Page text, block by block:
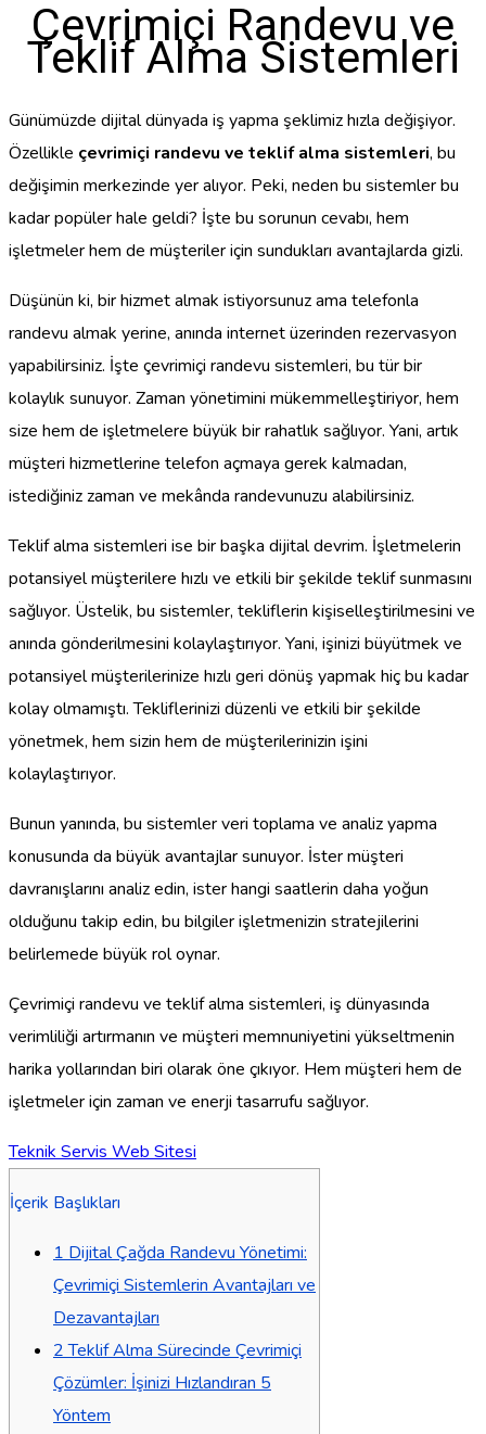
Çevrimiçi Randevu ve
Teklif Alma Sistemleri
Günümüzde dijital dünyada iş yapma şeklimiz hızla değişiyor.
Özellikle çevrimiçi randevu ve teklif alma sistemleri, bu
değişimin merkezinde yer alıyor. Peki, neden bu sistemler bu
kadar popüler hale geldi? İşte bu sorunun cevabı, hem
işletmeler hem de müşteriler için sundukları avantajlarda gizli.
Düşünün ki, bir hizmet almak istiyorsunuz ama telefonla
randevu almak yerine, anında internet üzerinden rezervasyon
yapabilirsiniz. İşte çevrimiçi randevu sistemleri, bu tür bir
kolaylık sunuyor. Zaman yönetimini mükemmelleştiriyor, hem
size hem de işletmelere büyük bir rahatlık sağlıyor. Yani, artık
müşteri hizmetlerine telefon açmaya gerek kalmadan,
istediğiniz zaman ve mekânda randevunuzu alabilirsiniz.
Teklif alma sistemleri ise bir başka dijital devrim. İşletmelerin
potansiyel müşterilere hızlı ve etkili bir şekilde teklif sunmasını
sağlıyor. Üstelik, bu sistemler, tekliflerin kişiselleştirilmesini ve
anında gönderilmesini kolaylaştırıyor. Yani, işinizi büyütmek ve
potansiyel müşterilerinize hızlı geri dönüş yapmak hiç bu kadar
kolay olmamıştı. Tekliflerinizi düzenli ve etkili bir şekilde
yönetmek, hem sizin hem de müşterilerinizin işini
kolaylaştırıyor.
Bunun yanında, bu sistemler veri toplama ve analiz yapma
konusunda da büyük avantajlar sunuyor. İster müşteri
davranışlarını analiz edin, ister hangi saatlerin daha yoğun
olduğunu takip edin, bu bilgiler işletmenizin stratejilerini
belirlemede büyük rol oynar.
Çevrimiçi randevu ve teklif alma sistemleri, iş dünyasında
verimliliği artırmanın ve müşteri memnuniyetini yükseltmenin
harika yollarından biri olarak öne çıkıyor. Hem müşteri hem de
işletmeler için zaman ve enerji tasarrufu sağlıyor.
Teknik Servis Web Sitesi
İçerik Başlıkları
1 Dijital Çağda Randevu Yönetimi:
Çevrimiçi Sistemlerin Avantajları ve
Dezavantajları
2Teklif Alma Sürecinde Çevrimiçi
Çözümler: İşinizi Hızlandıran 5
Yöntem